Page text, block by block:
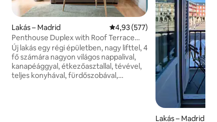
Lakás – Madrid Átlagos értékelés: 5/4,93, 577
4,93 (577)
Penthouse Duplex with Roof Terrace
Plaza Mayor/ La Latina
Új lakás egy régi épületben, nagy lifttel, 4
fő számára nagyon világos nappalival,
kanapéággyal, étkezőasztallal, tévével,
teljes konyhával, fürdőszobával,
Lakás – Madrid